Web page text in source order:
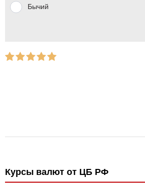
Бычий
Курсы валют от ЦБ РФ